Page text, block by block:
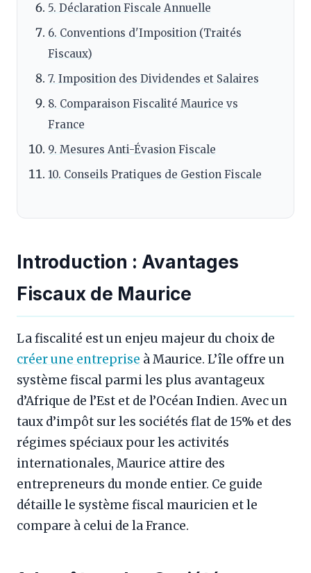
5. Déclaration Fiscale Annuelle
6. Conventions d'Imposition (Traités
Fiscaux)
7. Imposition des Dividendes et Salaires
8. Comparaison Fiscalité Maurice vs
France
9. Mesures Anti-Évasion Fiscale
10. Conseils Pratiques de Gestion Fiscale
Introduction : Avantages
Fiscaux de Maurice
La fiscalité est un enjeu majeur du choix de
créer une entreprise à Maurice. L’île offre un
système fiscal parmi les plus avantageux
d’Afrique de l’Est et de l’Océan Indien. Avec un
taux d’impôt sur les sociétés flat de 15% et des
régimes spéciaux pour les activités
internationales, Maurice attire des
entrepreneurs du monde entier. Ce guide
détaille le système fiscal mauricien et le
compare à celui de la France.